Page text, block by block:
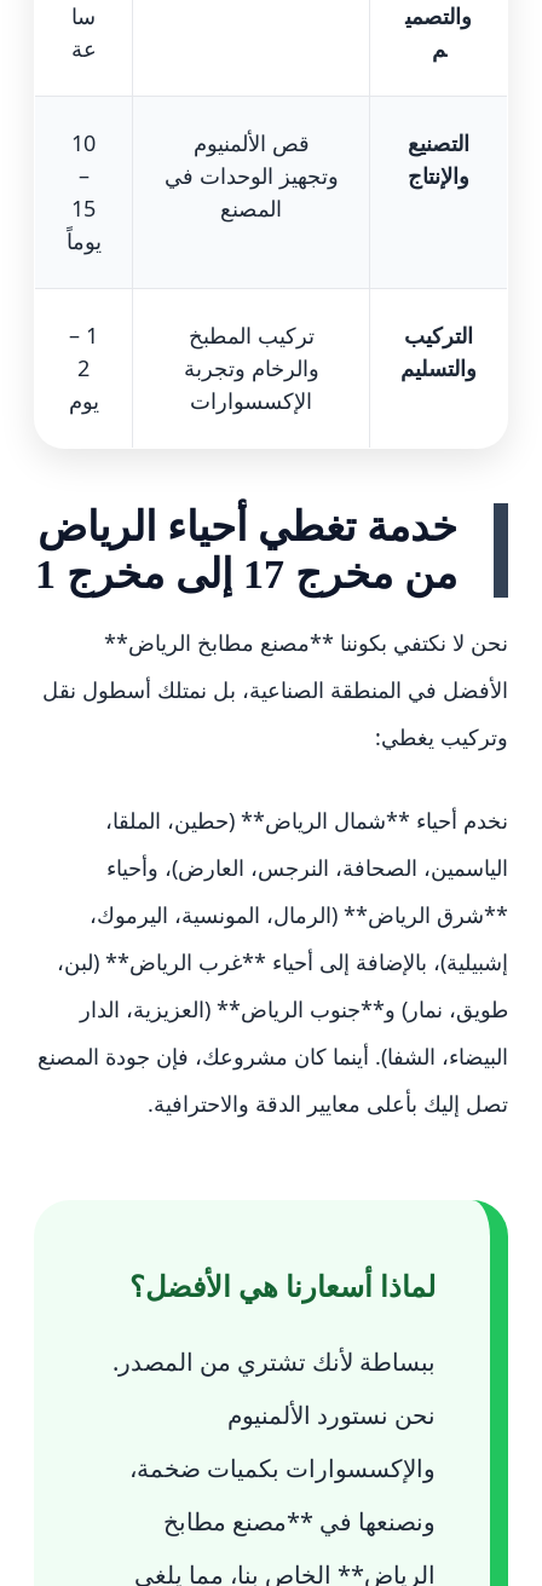
والتصمي
م
سا
عة
التصنيع
والإنتاج
قص الألمنيوم
وتجهيز الوحدات في
المصنع
10
–
15
يوماً
التركيب
والتسليم
تركيب المطبخ
والرخام وتجربة
الإكسسوارات
1 –
2
يوم
خدمة تغطي أحياء الرياض
من مخرج 17 إلى مخرج 1
نحن لا نكتفي بكوننا **مصنع مطابخ الرياض**
الأفضل في المنطقة الصناعية، بل نمتلك أسطول نقل
وتركيب يغطي:
نخدم أحياء **شمال الرياض** (حطين، الملقا،
الياسمين، الصحافة، النرجس، العارض)، وأحياء
**شرق الرياض** (الرمال، المونسية، اليرموك،
إشبيلية)، بالإضافة إلى أحياء **غرب الرياض** (لبن،
طويق، نمار) و**جنوب الرياض** (العزيزية، الدار
البيضاء، الشفا). أينما كان مشروعك، فإن جودة المصنع
تصل إليك بأعلى معايير الدقة والاحترافية.
لماذا أسعارنا هي الأفضل؟
ببساطة لأنك تشتري من المصدر.
نحن نستورد الألمنيوم
والإكسسوارات بكميات ضخمة،
ونصنعها في **مصنع مطابخ
الرياض** الخاص بنا، مما يلغي